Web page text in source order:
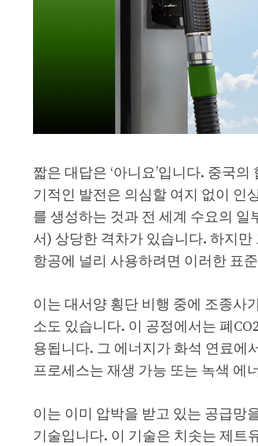
짧은 대답은 ‘아니요’입니다. 중국
기적인 발전은 의심할 여지 없이 인
를 생성하는 것과 전 세계 수요의
서) 상당한 격차가 있습니다. 하지
항공에 널리 사용하려면 이러한 표
이는 대서양 횡단 비행 중에 조종사
소도 있습니다. 이 공정에서는 폐
용됩니다. 그 에너지가 화석 연료에
프로세스는 재생 가능 또는 녹색 에
이는 이미 압박을 받고 있는 공급망
기술입니다. 이 기술은 치솟는 제트